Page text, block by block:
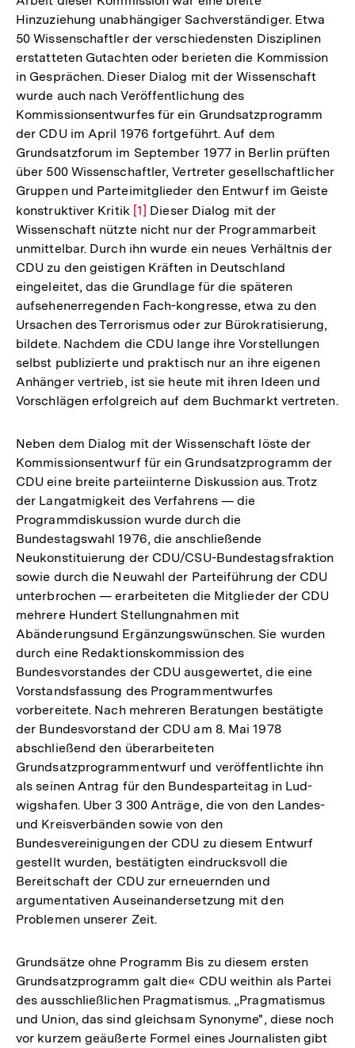
Hinzuziehung unabhängiger Sachverständiger. Etwa
50 Wissenschaftler der verschiedensten Disziplinen
erstatteten Gutachten oder berieten die Kommission
in Gesprächen. Dieser Dialog mit der Wissenschaft
wurde auch nach Veröffentlichung des
Kommissionsentwurfes für ein Grundsatzprogramm
der CDU im April 1976 fortgeführt. Auf dem
Grundsatzforum im September 1977 in Berlin prüften
über 500 Wissenschaftler, Vertreter gesellschaftlicher
Gruppen und Parteimitglieder den Entwurf im Geiste
konstruktiver Kritik Zur
Auflösung
der
Fußnote
[1] Dieser Dialog mit der
Wissenschaft nützte nicht nur der Programmarbeit
unmittelbar. Durch ihn wurde ein neues Verhältnis der
CDU zu den geistigen Kräften in Deutschland
eingeleitet, das die Grundlage für die späteren
aufsehenerregenden Fach-kongresse, etwa zu den
Ursachen des Terrorismus oder zur Bürokratisierung,
bildete. Nachdem die CDU lange ihre Vorstellungen
selbst publizierte und praktisch nur an ihre eigenen
Anhänger vertrieb, ist sie heute mit ihren Ideen und
Vorschlägen erfolgreich auf dem Buchmarkt vertreten.
Neben dem Dialog mit der Wissenschaft löste der
Kommissionsentwurf für ein Grundsatzprogramm der
CDU eine breite parteiinterne Diskussion aus. Trotz
der Langatmigkeit des Verfahrens — die
Programmdiskussion wurde durch die
Bundestagswahl 1976, die anschließende
Neukonstituierung der CDU/CSU-Bundestagsfraktion
sowie durch die Neuwahl der Parteiführung der CDU
unterbrochen — erarbeiteten die Mitglieder der CDU
mehrere Hundert Stellungnahmen mit
Abänderungsund Ergänzungswünschen. Sie wurden
durch eine Redaktionskommission des
Bundesvorstandes der CDU ausgewertet, die eine
Vorstandsfassung des Programmentwurfes
vorbereitete. Nach mehreren Beratungen bestätigte
der Bundesvorstand der CDU am 8. Mai 1978
abschließend den überarbeiteten
Grundsatzprogrammentwurf und veröffentlichte ihn
als seinen Antrag für den Bundesparteitag in Lud-
wigshafen. Uber 3 300 Anträge, die von den Landes-
und Kreisverbänden sowie von den
Bundesvereinigungen der CDU zu diesem Entwurf
gestellt wurden, bestätigten eindrucksvoll die
Bereitschaft der CDU zur erneuernden und
argumentativen Auseinandersetzung mit den
Problemen unserer Zeit.
Grundsätze ohne Programm Bis zu diesem ersten
Grundsatzprogramm galt die« CDU weithin als Partei
des ausschließlichen Pragmatismus. „Pragmatismus
und Union, das sind gleichsam Synonyme", diese noch
vor kurzem geäußerte Formel eines Journalisten gibt